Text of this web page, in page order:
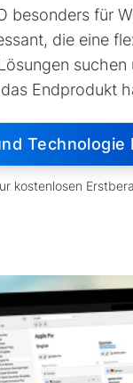
besonders für
die eine
suchen
Endprodukt
Technologie
kostenlosen